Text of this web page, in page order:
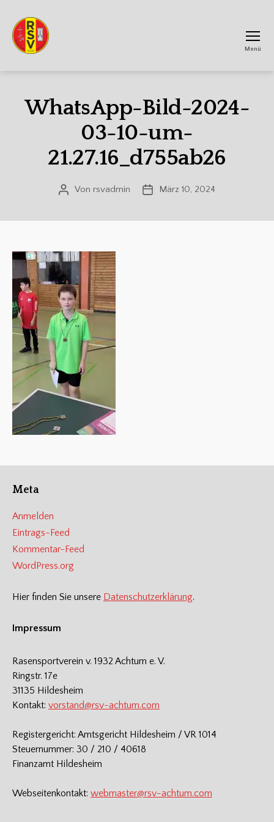
Menü
WhatsApp-Bild-2024-
03-10-um-
21.27.16_d755ab26
Beitragsautor
Von rsvadmin Veröffentlichungsdatum
März 10, 2024
Meta
Anmelden
Eintrags-Feed
Kommentar-Feed
WordPress.org
Hier finden Sie unsere Datenschutzerklärung.
Impressum
Rasensportverein v. 1932 Achtum e. V.
Ringstr. 17e
31135 Hildesheim
Kontakt: vorstand@rsv-achtum.com
Registergericht: Amtsgericht Hildesheim / VR 1014
Steuernummer: 30 / 210 / 40618
Finanzamt Hildesheim
Webseitenkontakt: webmaster@rsv-achtum.com